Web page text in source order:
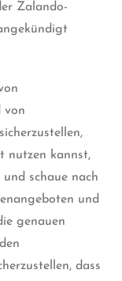
Zalando-
von
nutzen kannst,
schaue nach
und
genauen
dass